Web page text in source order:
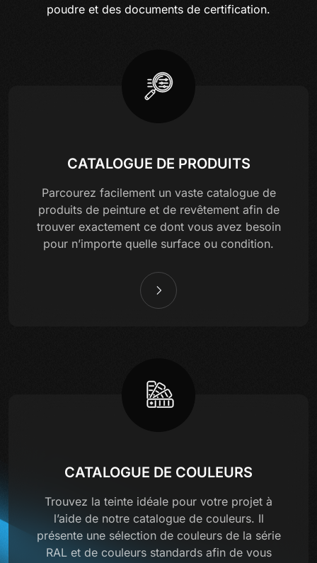
poudre et des documents de certification.
CATALOGUE DE PRODUITS
Parcourez facilement un vaste catalogue de
produits de peinture et de revêtement afin de
trouver exactement ce dont vous avez besoin
pour n’importe quelle surface ou condition.
CATALOGUE DE COULEURS
Trouvez la teinte idéale pour votre projet à
l’aide de notre catalogue de couleurs. Il
présente une sélection de couleurs de la série
RAL et de couleurs standards afin de vous